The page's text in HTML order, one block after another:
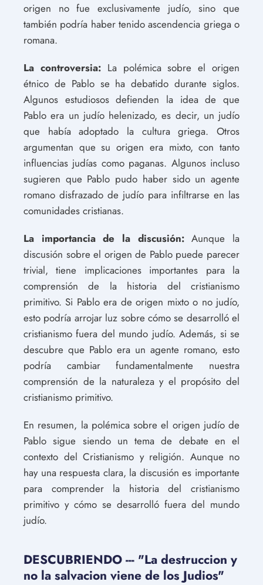
origen no fue exclusivamente judío, sino que
también podría haber tenido ascendencia griega o
romana.
La controversia:La polémica sobre el origen
étnico de Pablo se ha debatido durante siglos.
Algunos estudiosos defienden la idea de que
Pablo era un judío helenizado, es decir, un judío
que había adoptado la cultura griega. Otros
argumentan que su origen era mixto, con tanto
influencias judías como paganas. Algunos incluso
sugieren que Pablo pudo haber sido un agente
romano disfrazado de judío para infiltrarse en las
comunidades cristianas.
La importancia de la discusión:Aunque la
discusión sobre el origen de Pablo puede parecer
trivial, tiene implicaciones importantes para la
comprensión de la historia del cristianismo
primitivo. Si Pablo era de origen mixto o no judío,
esto podría arrojar luz sobre cómo se desarrolló el
cristianismo fuera del mundo judío. Además, si se
descubre que Pablo era un agente romano, esto
podría cambiar fundamentalmente nuestra
comprensión de la naturaleza y el propósito del
cristianismo primitivo.
En resumen, la polémica sobre el origen judío de
Pablo sigue siendo un tema de debate en el
contexto del Cristianismo y religión. Aunque no
hay una respuesta clara, la discusión es importante
para comprender la historia del cristianismo
primitivo y cómo se desarrolló fuera del mundo
judío.
DESCUBRIENDO --- "La destruccion y
no la salvacion viene de los Judios"